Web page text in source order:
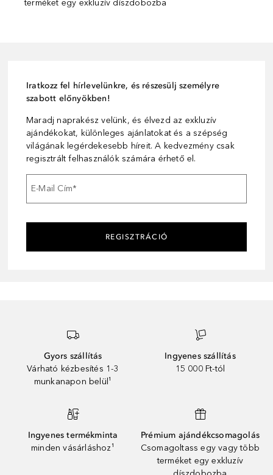
terméket egy exkluzív díszdobozba
Iratkozz fel hírlevelünkre, és részesülj személyre
szabott előnyökben!
Maradj naprakész velünk, és élvezd az exkluzív
ajándékokat, különleges ajánlatokat és a szépség
világának legérdekesebb híreit. A kedvezmény csak
regisztrált felhasználók számára érhető el.
E-Mail Cím*
REGISZTRÁCIÓ
Gyors szállítás
Várható kézbesítés 1-3
munkanapon belül¹
Ingyenes szállítás
15 000 Ft-tól
Ingyenes termékminta
minden vásárláshoz¹
Prémium ajándékcsomagolás
Csomagoltass egy vagy több
terméket egy exkluzív